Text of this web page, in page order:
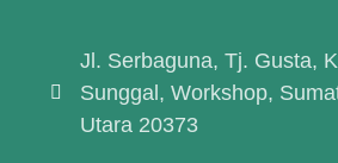
Jl. Serbaguna, Tj. Gusta,
Sunggal, Workshop,
Utara 20373